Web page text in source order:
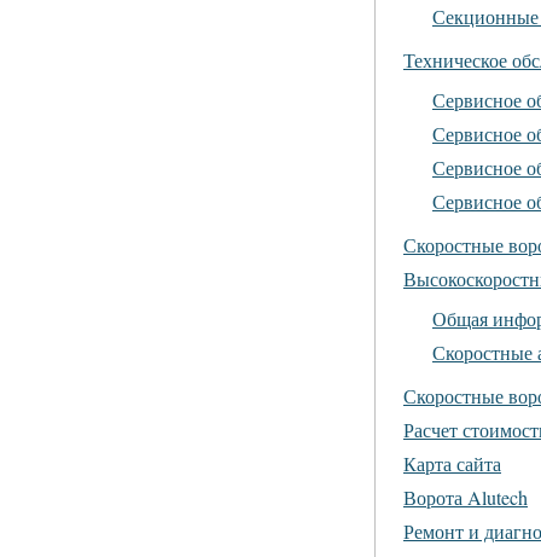
Секционные
Техническое
Сервисное
Сервисное
Сервисное
Сервисное
Скоростные
Общая
Скоростные
Скоростные
Расчет
Карта сайта
Ворота Alutech
Ремонт и